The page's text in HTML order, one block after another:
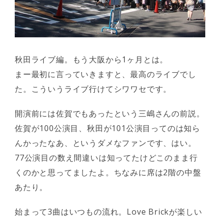
秋田ライブ編。もう大阪から1ヶ月とは。
まー最初に言っていきますと、最高のライブでし
た。こういうライブ行けてシワワセです。
開演前には佐賀でもあったという三嶋さんの前説。
佐賀が100公演目、秋田が101公演目ってのは知ら
んかったなあ、というダメなファンです、はい。
77公演目の数え間違いは知ってたけどこのまま行
くのかと思ってましたよ。ちなみに席は2階の中盤
あたり。
始まって3曲はいつもの流れ。Love Brickが楽しい